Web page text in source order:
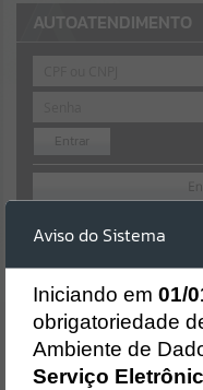
NOTÍCIAS
SUBPORTAIS
SERVIÇOS
EVENTOS
AUTOATENDIMENTO
Entrar
ESCRITA FISCAL
Aviso do Sistema
Iniciando em 01/
obrigatoriedade
Ambiente de
Serviço